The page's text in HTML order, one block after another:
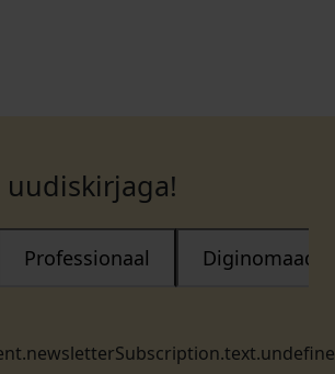
Professionaal Diginomaad